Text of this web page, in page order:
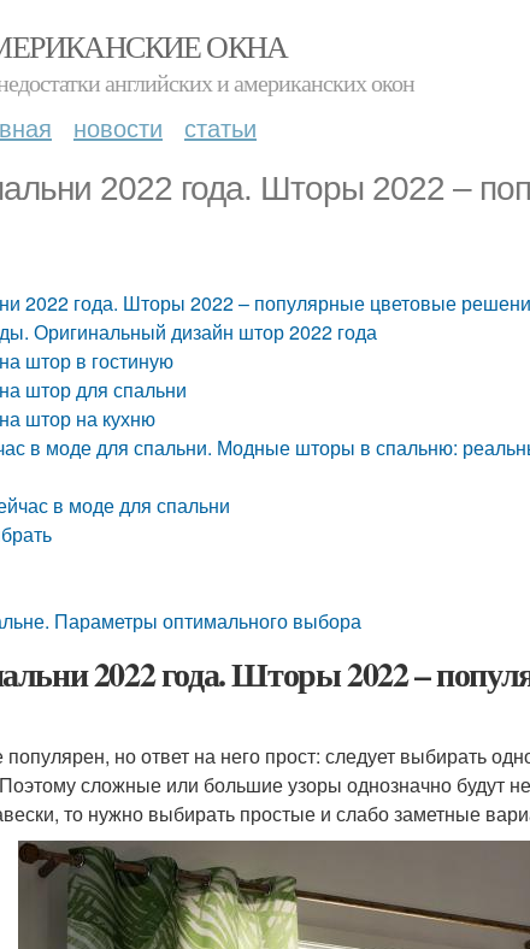
ОКНА
английских и американских окон
новости статьи
2022 года. Шторы 2022 –
2022 года. Шторы 2022 – популярные цветовые
Оригинальный дизайн штор 2022 года
штор в гостиную
штор для спальни
штор на кухню
в моде для спальни. Модные шторы в спальню:
в моде для спальни
Параметры оптимального выбора
2022 года. Шторы 2022 –
популярен, но ответ на него прост: следует выбирать
сложные или большие узоры однозначно будут
то нужно выбирать простые и слабо заметные